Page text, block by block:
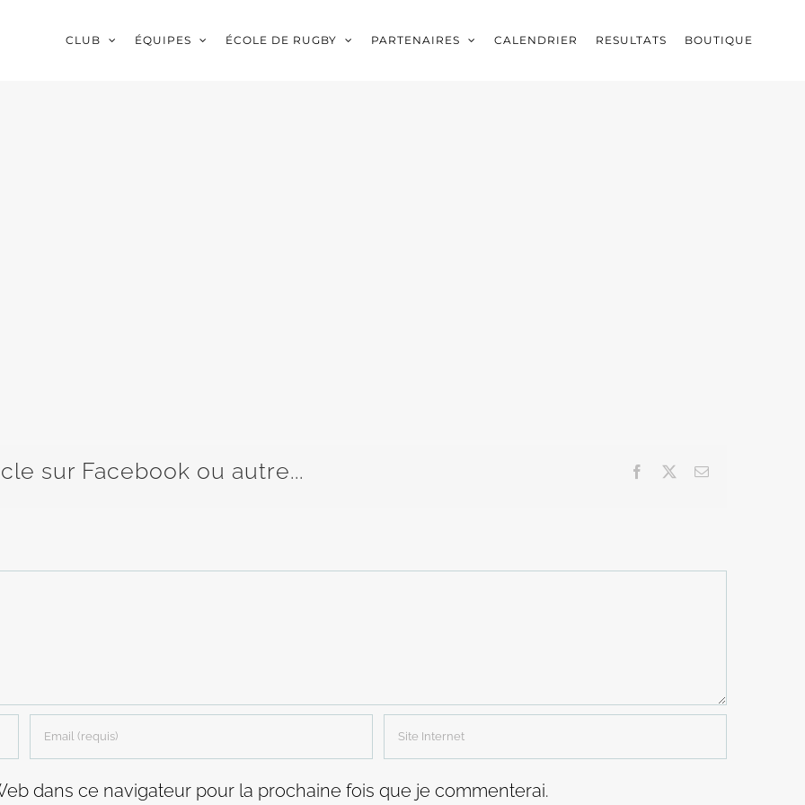
CLUB ÉQUIPES ÉCOLE DE RUGBY PARTENAIRES CALENDRIER RESULTATS BOUTIQUE
sur Facebook ou autre... Facebook Email
dans ce navigateur pour la prochaine fois que je commenterai.